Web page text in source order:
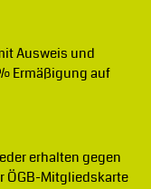
Ausweis und
Ermäßigung auf
erhalten gegen
ÖGB-Mitgliedskarte